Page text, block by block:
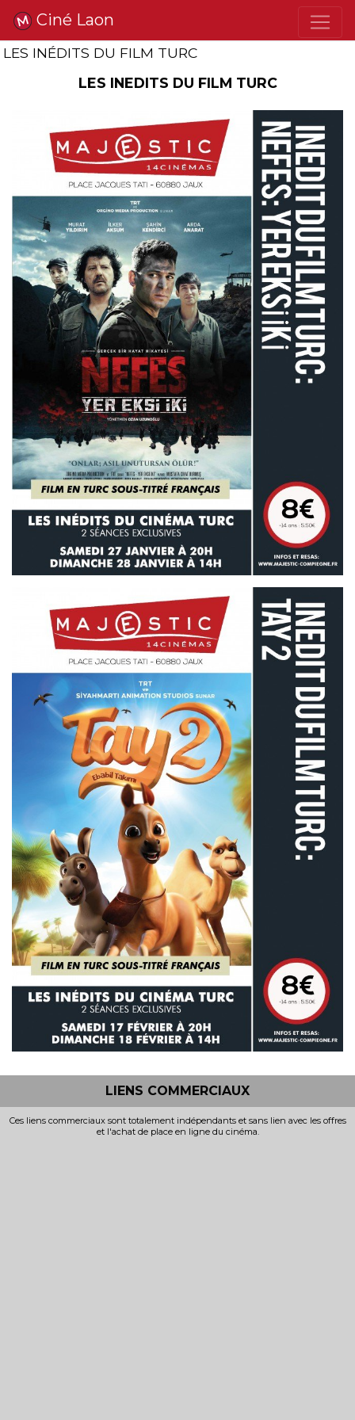
Ciné Laon
LES INÉDITS DU FILM TURC
LES INEDITS DU FILM TURC
LIENS COMMERCIAUX
Ces liens commerciaux sont totalement indépendants et sans lien avec les offres
et l'achat de place en ligne du cinéma.